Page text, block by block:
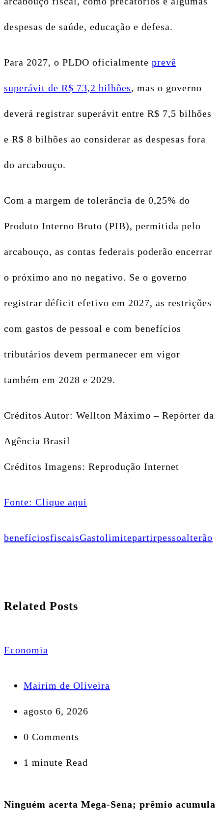
despesas de saúde, educação e defesa.
Para 2027, o PLDO oficialmente prevê
superávit de R$ 73,2 bilhões, mas o governo
deverá registrar superávit entre R$ 7,5 bilhões
e R$ 8 bilhões ao considerar as despesas fora
do arcabouço.
Com a margem de tolerância de 0,25% do
Produto Interno Bruto (PIB), permitida pelo
arcabouço, as contas federais poderão encerrar
o próximo ano no negativo. Se o governo
registrar déficit efetivo em 2027, as restrições
com gastos de pessoal e com benefícios
tributários devem permanecer em vigor
também em 2028 e 2029.
Créditos Autor: Wellton Máximo – Repórter da
Agência Brasil
Créditos Imagens: Reprodução Internet
Fonte: Clique aqui
benefíciosfiscaisGastolimitepartirpessoalterão
Related Posts
Economia
Mairim de Oliveira
agosto 6, 2026
0 Comments
1 minute Read
Ninguém acerta Mega-Sena; prêmio acumula